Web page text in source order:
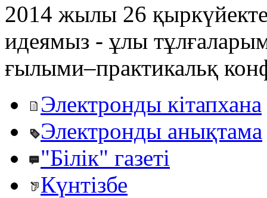
2014 жылы 26
идеямыз - ұлы
ғылыми–практикальқ
Электронды кітапхана
Электронды анықтама
"Білік" газеті
Күнтізбе